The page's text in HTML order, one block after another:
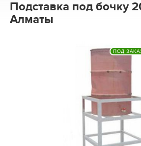
Подставка под бочку
Алматы
ПОД